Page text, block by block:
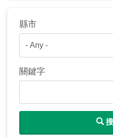
縣市
關鍵字